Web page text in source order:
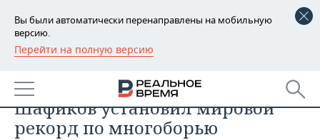
Вы были автоматически перенаправлены на мобильную
версию.
Перейти на полную версию
РЕГИОНЫ
БАШКОРТОСТАН
ТАТАРСТАН
НОВОСТИ
АНАЛИТИКА
Казанский школьник Ранэль
Шафиков установил мировой
рекорд по многоборью